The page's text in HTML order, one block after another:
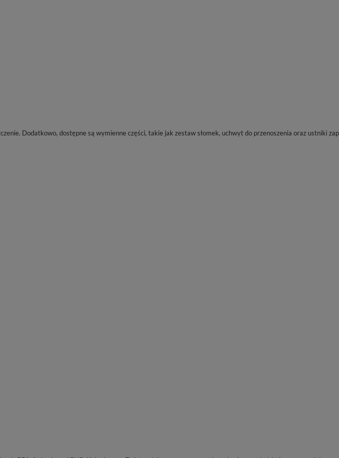
Dodatkowo, dostępne są wymienne części, takie jak zestaw słomek, uchwyt do przenoszenia oraz ustniki